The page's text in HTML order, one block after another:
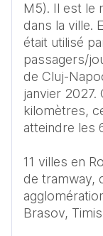
M5). Il est le
dans la ville.
était utilisé
passagers/
de Cluj-
janvier 2027.
kilomètres,
atteindre les
11 villes en
de tramway,
Brasov,